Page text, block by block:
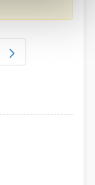
Use TAB